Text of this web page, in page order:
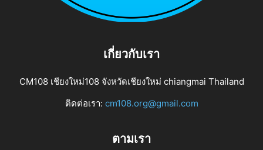
เกี่ยวกับเรา
CM108 เชียงใหม่108 จังหวัดเชียงใหม่ chiangmai Thailand
ติดต่อเรา: cm108.org@gmail.com
ตามเรา